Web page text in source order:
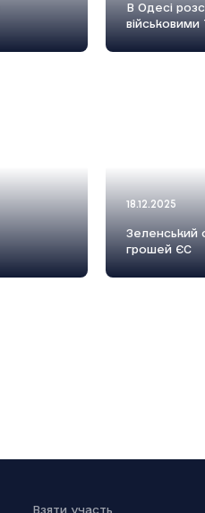
В Одесі
18.12.2025
Зеленський
грошей ЄС
Генштаб:
Взяти участь